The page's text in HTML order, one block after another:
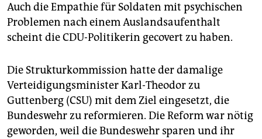
Auch die Empathie für Soldaten mit psychischen
Problemen nach einem Auslandsaufenthalt
scheint die CDU-Politikerin gecovert zu haben.
Die Strukturkommission hatte der damalige
Verteidigungsminister Karl-Theodor zu
Guttenberg (CSU) mit dem Ziel eingesetzt, die
Bundeswehr zu reformieren. Die Reform war nötig
geworden, weil die Bundeswehr sparen und ihr